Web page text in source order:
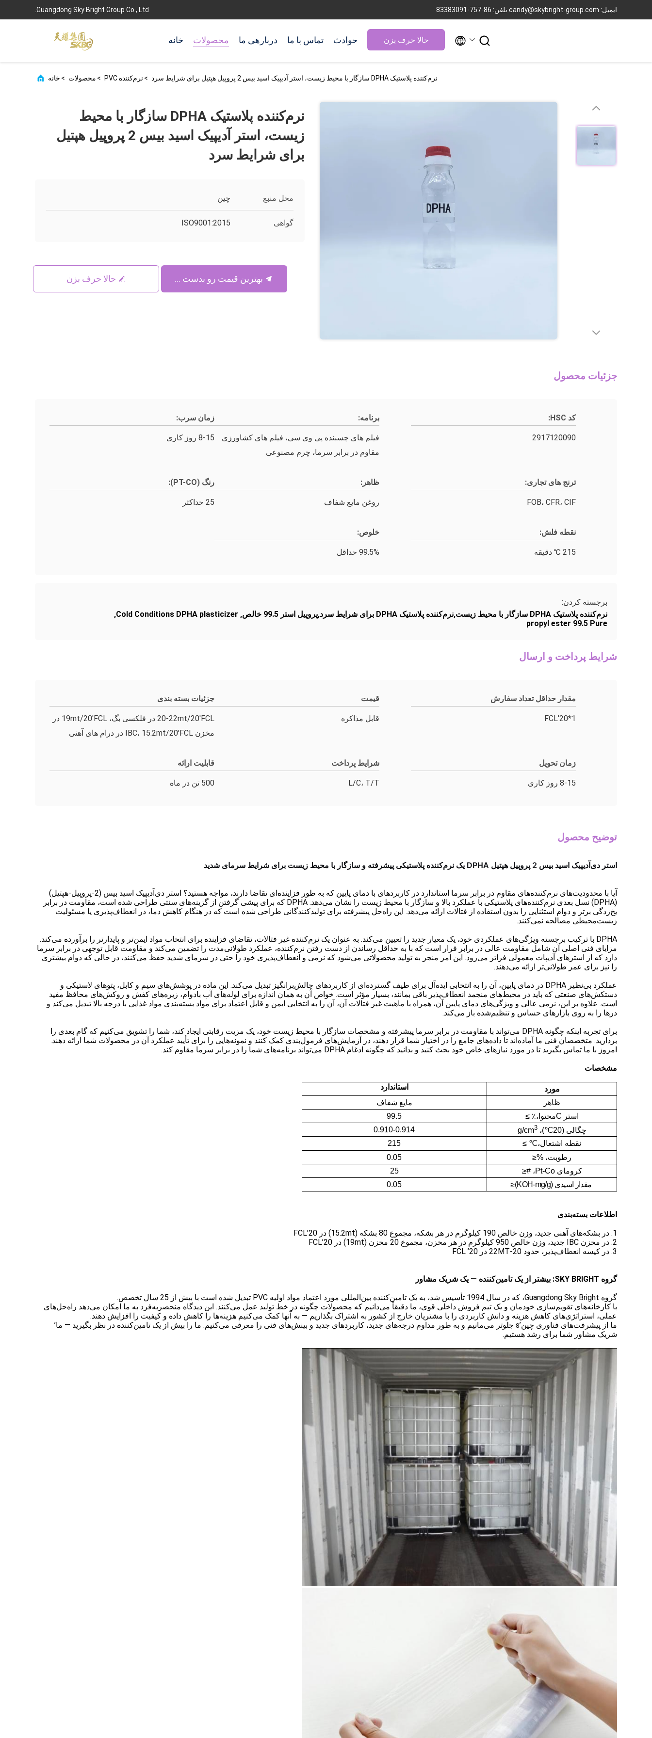
Guangdong Sky Bright Group Co., Ltd. ایمیل: candy@skybright-group.com تلفن: 86-757-83383091
خانه محصولات دربارهی ما تماس با ما حوادث حالا حرف بزن  
خانه > محصولات > نرم‌کننده PVC > نرم‌کننده پلاستیک DPHA سازگار با محیط زیست، استر آدیپیک اسید بیس 2 پروپیل هپتیل برای شرایط سرد
نرم‌کننده پلاستیک DPHA سازگار با محیط
زیست، استر آدیپیک اسید بیس 2 پروپیل هپتیل
برای شرایط سرد
محل منبع چین
گواهی ISO9001:2015
جزئیات محصول
کد HSC:
2917120090
برنامه:
فیلم های چسبنده پی وی سی، فیلم های کشاورزی
مقاوم در برابر سرما، چرم مصنوعی
زمان سرب:
8-15 روز کاری
ترنج های تجاری:
FOB، CFR، CIF
ظاهر:
روغن مایع شفاف
رنگ (PT-CO):
25 حداکثر
نقطه فلش:
215 ℃ دقیقه
خلوص:
99.5% حداقل
برجسته کردن:
نرم‌کننده پلاستیک DPHA سازگار با محیط زیست,نرم‌کننده پلاستیک DPHA برای شرایط سرد,پروپیل استر 99.5 خالص
,
Cold Conditions DPHA plasticizer
,
propyl ester 99.5 Pure
شرایط پرداخت و ارسال
مقدار حداقل تعداد سفارش
1*20'FCL
قیمت
قابل مذاکره
جزئیات بسته بندی
20-22mt/20'FCL در فلکسی بگ، 19mt/20'FCL در
مخزن IBC، 15.2mt/20'FCL در درام های آهنی
زمان تحویل
8-15 روز کاری
شرایط پرداخت
L/C، T/T
قابلیت ارائه
500 تن در ماه
توضیح محصول
استر دی‌آدیپیک اسید بیس 2 پروپیل هپتیل DPHA یک نرم‌کننده پلاستیکی پیشرفته و سازگار با محیط زیست برای شرایط سرمای شدید
آیا با محدودیت‌های نرم‌کننده‌های مقاوم در برابر سرما استاندارد در کاربردهای با دمای پایین که به طور فزاینده‌ای تقاضا دارند، مواجه هستید؟ استر دی‌آدیپیک اسید بیس (2-پروپیل-هپتیل)
(DPHA) نسل بعدی نرم‌کننده‌های پلاستیکی با عملکرد بالا و سازگار با محیط زیست را نشان می‌دهد. DPHA که برای پیشی گرفتن از گزینه‌های سنتی طراحی شده است، مقاومت در برابر
یخ‌زدگی برتر و دوام استثنایی را بدون استفاده از فتالات ارائه می‌دهد. این راه‌حل پیشرفته برای تولیدکنندگانی طراحی شده است که در هنگام کاهش دما، در انعطاف‌پذیری یا مسئولیت
زیست‌محیطی مصالحه نمی‌کنند.
DPHA با ترکیب برجسته ویژگی‌های عملکردی خود، یک معیار جدید را تعیین می‌کند. به عنوان یک نرم‌کننده غیر فتالات، تقاضای فزاینده برای انتخاب مواد ایمن‌تر و پایدارتر را برآورده می‌کند.
مزایای فنی اصلی آن شامل مقاومت عالی در برابر فرار است که با به حداقل رساندن از دست رفتن نرم‌کننده، عملکرد طولانی‌مدت را تضمین می‌کند و مقاومت قابل توجهی در برابر سرما
دارد که از استرهای آدیپات معمولی فراتر می‌رود. این امر منجر به تولید محصولاتی می‌شود که نرمی و انعطاف‌پذیری خود را حتی در سرمای شدید حفظ می‌کنند، در حالی که دوام بیشتری
را نیز برای عمر طولانی‌تر ارائه می‌دهند.
عملکرد بی‌نظیر DPHA در دمای پایین، آن را به انتخابی ایده‌آل برای طیف گسترده‌ای از کاربردهای چالش‌برانگیز تبدیل می‌کند. این ماده در پوشش‌های سیم و کابل، پتوهای لاستیکی و
دستکش‌های صنعتی که باید در محیط‌های منجمد انعطاف‌پذیر باقی بمانند، بسیار مؤثر است. خواص آن به همان اندازه برای لوله‌های آب بادوام، زیره‌های کفش و روکش‌های محافظ مفید
است. علاوه بر این، نرمی عالی و ویژگی‌های دمای پایین آن، همراه با ماهیت غیر فتالات آن، آن را به انتخابی ایمن و قابل اعتماد برای مواد بسته‌بندی مواد غذایی با درجه بالا تبدیل می‌کند و
درها را به روی بازارهای حساس و تنظیم‌شده باز می‌کند.
برای تجربه اینکه چگونه DPHA می‌تواند با مقاومت در برابر سرما پیشرفته و مشخصات سازگار با محیط زیست خود، یک مزیت رقابتی ایجاد کند، شما را تشویق می‌کنیم که گام بعدی را
بردارید. متخصصان فنی ما آماده‌اند تا داده‌های جامع را در اختیار شما قرار دهند، در آزمایش‌های فرمول‌بندی کمک کنند و نمونه‌هایی را برای تأیید عملکرد آن در محصولات شما ارائه دهند.
امروز با ما تماس بگیرید تا در مورد نیازهای خاص خود بحث کنید و بدانید که چگونه ادغام DPHA می‌تواند برنامه‌های شما را در برابر سرما مقاوم کند.
مشخصات
مورد استاندارد
ظاهر
مایع شفاف
استر
محتوا،٪ ≥
99.5
چگالی (20
℃)، g/cm3
0.910-0.914
نقطه اشتعال،℃ ≥
215
رطوبت، %≤
0.05
کرومای Pt-Co، #
≤
25
مقدار اسیدی (KOH-mg/g)
≤
0.05
اطلاعات بسته‌بندی
1. در بشکه‌های آهنی جدید، وزن خالص 190 کیلوگرم در هر بشکه، مجموع 80 بشکه (15.2mt) در 20’FCL
2. در مخزن IBC جدید، وزن خالص 950 کیلوگرم در هر مخزن، مجموع 20 مخزن (19mt) در 20’FCL
3. در کیسه انعطاف‌پذیر، حدود 20-22MT در 20’ FCL
گروه SKY BRIGHT:
بیشتر از یک تامین‌کننده — یک شریک مشاور
گروه Guangdong Sky Bright، که در سال 1994 تأسیس شد، به یک تامین‌کننده بین‌المللی مورد اعتماد مواد اولیه PVC تبدیل شده است
با بیش از 25 سال تخصص.
با کارخانه‌های تقویم‌سازی خودمان و یک تیم فروش داخلی قوی، ما دقیقاً می‌دانیم که محصولات چگونه در خط تولید عمل می‌کنند. این دیدگاه منحصربه‌فرد به ما امکان می‌دهد راه‌حل‌های
عملی، استراتژی‌های کاهش هزینه و دانش کاربردی را با مشتریان خارج از کشور به اشتراک بگذاریم — به آنها کمک می‌کنیم هزینه‌ها را کاهش داده و کیفیت را افزایش دهند.
ما از پیشرفت‌های فناوری چین’s جلوتر می‌مانیم و به طور مداوم درجه‌های جدید، کاربردهای جدید و بینش‌های فنی را معرفی می‌کنیم. ما را بیش از یک تامین‌کننده در نظر بگیرید — ما’
شریک مشاور شما برای رشد هستیم.